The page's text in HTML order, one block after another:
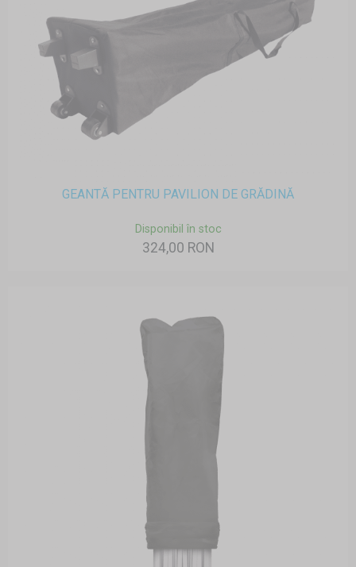
GEANTĂ PENTRU PAVILION DE GRĂDINĂ
Disponibil în stoc
324,00 RON